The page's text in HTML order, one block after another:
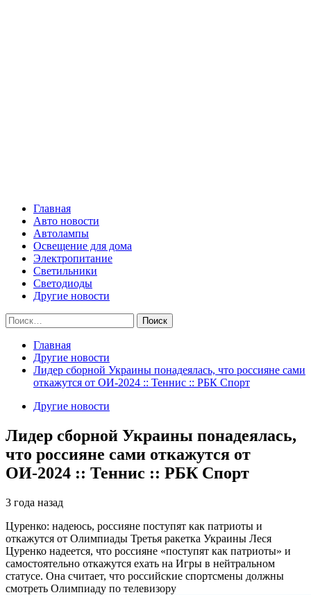
Главная
Авто новости
Автолампы
Освещение для дома
Электропитание
Светильники
Светодиоды
Другие новости
Найти:
Главная
Другие новости
Лидер сборной Украины понадеялась, что россияне сами
откажутся от ОИ-2024 :: Теннис :: РБК Спорт
Другие новости
Лидер сборной Украины понадеялась,
что россияне сами откажутся от
ОИ-2024 :: Теннис :: РБК Спорт
3 года назад
Цуренко: надеюсь, россияне поступят как патриоты и
откажутся от Олимпиады Третья ракетка Украины Леся
Цуренко надеется, что россияне «поступят как патриоты» и
самостоятельно откажутся ехать на Игры в нейтральном
статусе. Она считает, что российские спортсмены должны
смотреть Олимпиаду по телевизору